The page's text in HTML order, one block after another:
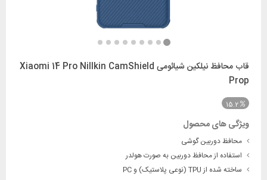
قاب محافظ نیلکین شیائومی Xiaomi 14 Pro Nillkin CamShield
Prop
15.2
ویژگی های محصول
محافظ دوربین گوشی
استفاده از محافظ دوربین به صورت هولدر
ساخته شده از TPU (نوعی پلاستیک) و PC